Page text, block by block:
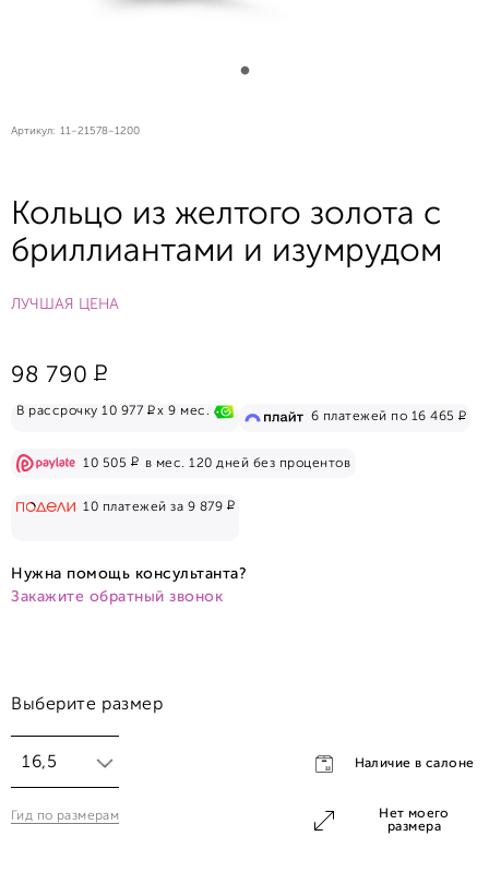
Артикул: 11-21578-1200
Кольцо из желтого золота с
бриллиантами и изумрудом
ЛУЧШАЯ ЦЕНА
98 790 Р
В рассрочку 10 977 Рx 9 мес. 6 платежей по 16 465 Р
10 505 Рв мес. 120 дней без процентов
10 платежей за 9 879 Р
Нужна помощь консультанта?
Закажите обратный звонок
Выберите размер
16,5
16,5
Гид по размерам
Нет моего
размера
Наличие в салоне